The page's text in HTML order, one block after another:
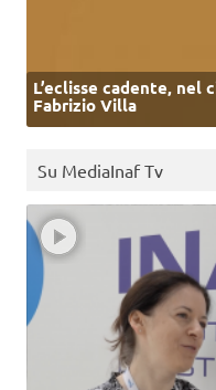
L’eclisse cadente, nel
Fabrizio Villa
Su MediaInaf Tv